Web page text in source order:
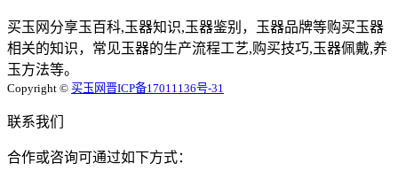
买玉网分享玉百科,玉器知识,玉器鉴别，玉器品牌等购买玉器
相关的知识，常见玉器的生产流程工艺,购买技巧,玉器佩戴,养
玉方法等。
Copyright © 买玉网晋ICP备17011136号-31
联系我们
合作或咨询可通过如下方式：